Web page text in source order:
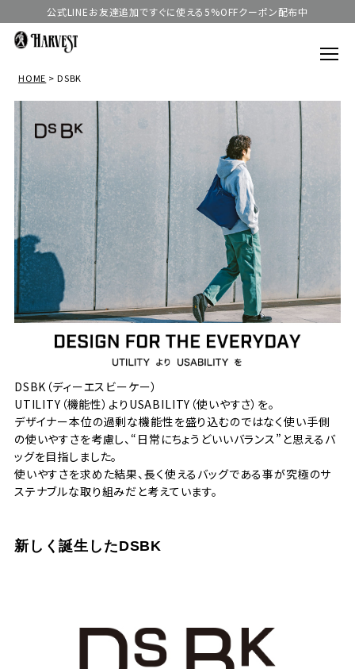
公式LINEお友達追加ですぐに使える5%OFFクーポン配布中
HOME DSBK
DSBK（ディーエスビーケー）
UTILITY（機能性）よりUSABILITY（使いやすさ）を。
デザイナー本位の過剰な機能性を盛り込むのではなく使い手側
の使いやすさを考慮し、“日常にちょうどいいバランス”と思えるバ
ッグを目指しました。
使いやすさを求めた結果、長く使えるバッグである事が究極のサ
ステナブルな取り組みだと考えています。
新しく誕生したDSBK